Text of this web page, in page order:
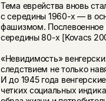
Тема еврейства вновь
с середины 1960-х — в
фашизмом. Послевоенное
середины 80-х [Kovacs
«Невидимость»
следствием не только
И до 1945 года
четких социальных